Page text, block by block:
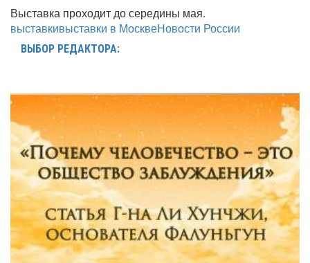
Выставка проходит до середины мая.
выставкивыставки в МосквеНовости России
ВЫБОР РЕДАКТОРА: